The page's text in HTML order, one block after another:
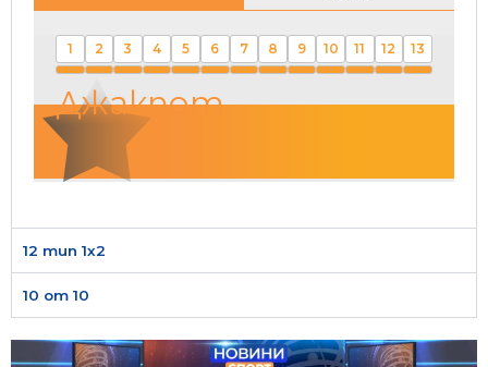
1 2 3 4 5 6 7 8 9 10 11 12 13
Джакпот
12 тип 1х2
10 от 10